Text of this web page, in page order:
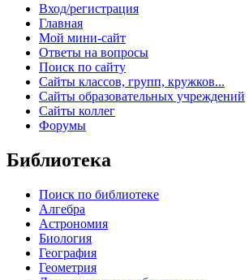
Вход/регистрация
Главная
Мой мини-сайт
Ответы на вопросы
Поиск по сайту
Сайты классов, групп, кружков...
Сайты образовательных учреждений
Сайты коллег
Форумы
Библиотека
Поиск по библиотеке
Алгебра
Астрономия
Биология
География
Геометрия